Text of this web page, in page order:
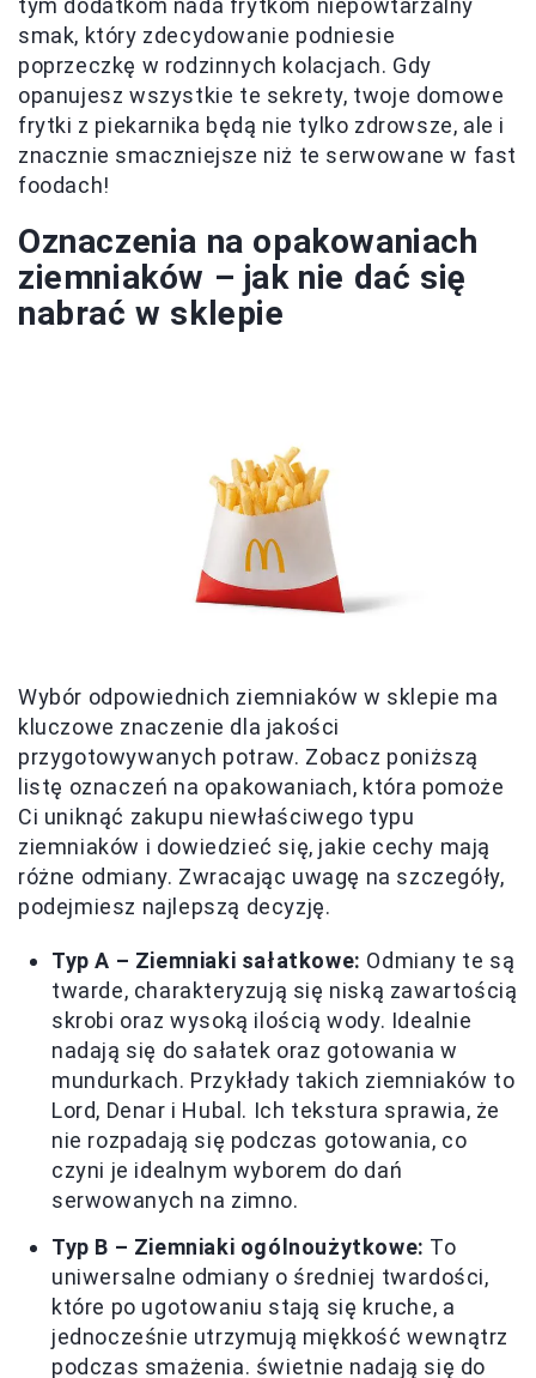
tym dodatkom nada frytkom niepowtarzalny
smak, który zdecydowanie podniesie
poprzeczkę w rodzinnych kolacjach. Gdy
opanujesz wszystkie te sekrety, twoje domowe
frytki z piekarnika będą nie tylko zdrowsze, ale i
znacznie smaczniejsze niż te serwowane w fast
foodach!
Oznaczenia na opakowaniach
ziemniaków – jak nie dać się
nabrać w sklepie
Wybór odpowiednich ziemniaków w sklepie ma
kluczowe znaczenie dla jakości
przygotowywanych potraw. Zobacz poniższą
listę oznaczeń na opakowaniach, która pomoże
Ci uniknąć zakupu niewłaściwego typu
ziemniaków i dowiedzieć się, jakie cechy mają
różne odmiany. Zwracając uwagę na szczegóły,
podejmiesz najlepszą decyzję.
Typ A – Ziemniaki sałatkowe: Odmiany te są
twarde, charakteryzują się niską zawartością
skrobi oraz wysoką ilością wody. Idealnie
nadają się do sałatek oraz gotowania w
mundurkach. Przykłady takich ziemniaków to
Lord, Denar i Hubal. Ich tekstura sprawia, że
nie rozpadają się podczas gotowania, co
czyni je idealnym wyborem do dań
serwowanych na zimno.
Typ B – Ziemniaki ogólnoużytkowe: To
uniwersalne odmiany o średniej twardości,
które po ugotowaniu stają się kruche, a
jednocześnie utrzymują miękkość wewnątrz
podczas smażenia. świetnie nadają się do